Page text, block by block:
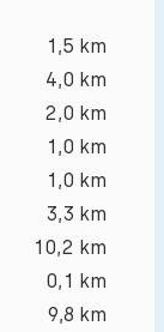
+
+
+
1,5 km
4,0 km
2,0 km
1,0 km
1,0 km
3,3 km
10,2 km
0,1 km
9,8 km